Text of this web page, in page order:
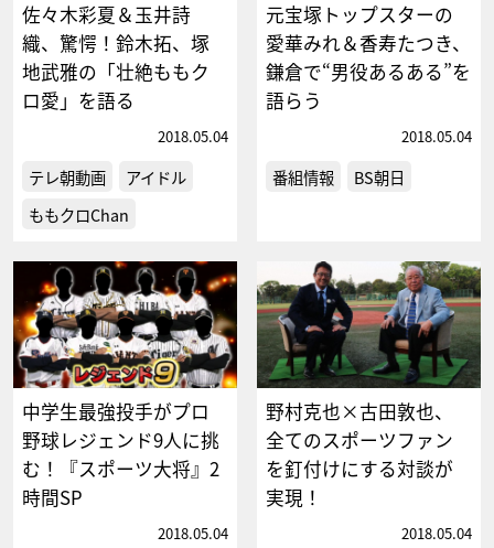
佐々木彩夏＆玉井詩
織、驚愕！鈴木拓、塚
地武雅の「壮絶ももク
ロ愛」を語る
2018.05.04
テレ朝動画
アイドル
ももクロChan
元宝塚トップスターの
愛華みれ＆香寿たつき、
鎌倉で“男役あるある”を
語らう
2018.05.04
番組情報 BS朝日
中学生最強投手がプロ
野球レジェンド9人に挑
む！『スポーツ大将』2
時間SP
2018.05.04
野村克也×古田敦也、
全てのスポーツファン
を釘付けにする対談が
実現！
2018.05.04